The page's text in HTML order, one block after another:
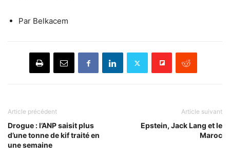
Par Belkacem
Article précédent
Drogue : l’ANP saisit plus
d’une tonne de kif traité en
une semaine
Article suivant
Epstein, Jack Lang et le
Maroc